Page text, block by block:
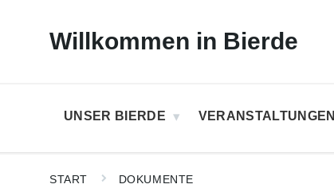
navigationWillkommen in Bierde
UNSER BIERDE VERANSTALTUNGEN
START DOKUMENTE